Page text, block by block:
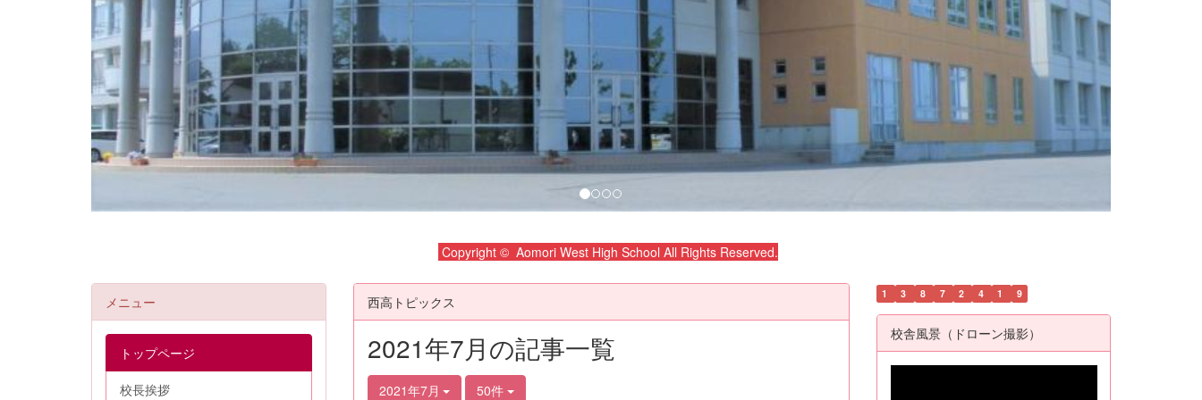
Copyright © Aomori West High School All Rights Reserved.
西高トピックス
2021年7月の記事一覧
2021年7月 50件
メニュー
トップページ
校長挨拶
1 3 8 7 2 4 1 9
校舎風景（ドローン撮影）